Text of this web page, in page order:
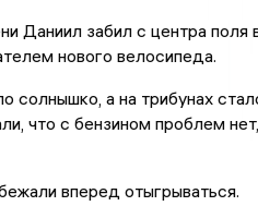
Даниил забил с центра поля
нового велосипеда.
солнышко, а на трибунах
что с бензином проблем
вперед отыгрываться.